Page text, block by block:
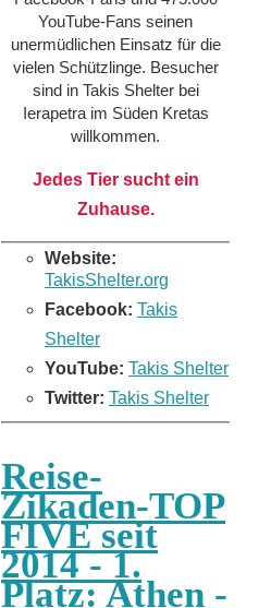
YouTube-Fans seinen
unermüdlichen Einsatz für die
vielen Schützlinge. Besucher
sind in Takis Shelter bei
Ierapetra im Süden Kretas
willkommen.
Jedes Tier sucht ein
Zuhause.
Website:
TakisShelter.org
Facebook: Takis
Shelter
YouTube: Takis Shelter
Twitter: Takis Shelter
Reise-
Zikaden-TOP
FIVE seit
2014 - 1.
Platz: Athen -